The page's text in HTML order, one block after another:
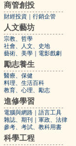
商管創投
財經投資 行銷企管
人文藝坊
宗教、哲學
社會、人文、史地
藝術、美學
電影戲劇
勵志養生
醫療、保健
料理、生活百科
教育、心理、勵志
進修學習
電腦與網路
語言工具
雜誌、期刊
軍政、法律
參考、考試、教科用書
科學工程